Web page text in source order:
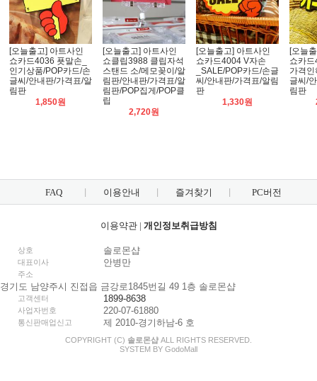
[오늘출고] 아트사인
쇼카드4036 푯말손_
인기상품/POP카드/손
글씨/안내판/가격표/알
림판
1,850원
[오늘출고] 아트사인
쇼클립3988 클립자석
스탠드 소/메모꽂이/알
림판/안내판/가격표/알
림판/POP집게/POP클
립
2,720원
[오늘출고] 아트사인
쇼카드4004 V자손
_SALE/POP카드/손글
씨/안내판/가격표/알림
판
1,330원
[오늘
쇼카
가격
글씨/
림판
FAQ 이용안내 즐겨찾기 PC버전
이용약관| 개인정보취급방침
상호 솔로몬샵
대표이사 안병만
주소
경기도 남양주시 진접읍 금강로1845번길 49 1층 솔로몬샵
고객센터 1899-8638
사업자번호 220-07-61880
통신판매업신고 제 2010-경기하남-6 호
COPYRIGHT (C) 솔로몬샵 ALL RIGHTS RESERVED.
SYSTEM BY GodoMall